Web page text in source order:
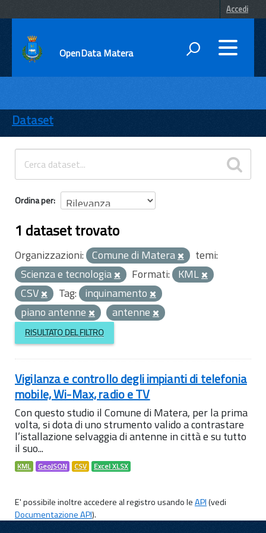
Accedi
OpenData Matera
ENTI
TEMI
INFORMAZIONI
Dataset
Ordina per
1 dataset trovato
Organizzazioni: Comune di Matera
temi:
Scienza e tecnologia
Formati: KML
CSV
Tag: inquinamento
piano antenne
antenne
RISULTATO DEL FILTRO
Vigilanza e controllo degli impianti di telefonia
mobile, Wi-Max, radio e TV
Con questo studio il Comune di Matera, per la prima
volta, si dota di uno strumento valido a contrastare
l’istallazione selvaggia di antenne in città e su tutto
il suo...
KML GeoJSON CSV Excel XLSX
E' possibile inoltre accedere al registro usando leAPI(vedi
Documentazione API).